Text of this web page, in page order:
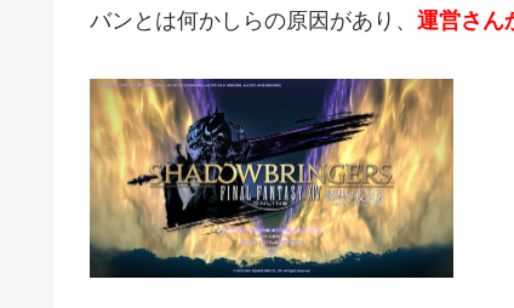
バンとは何かしらの原因があり、 運営さん